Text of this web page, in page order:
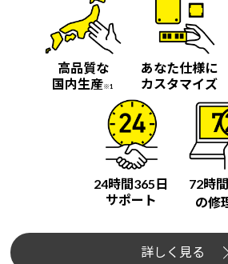
高品質な
国内生産※1
あなた仕様に
カスタマイズ
24時間365日
サポート
72時
の修
詳しく見る